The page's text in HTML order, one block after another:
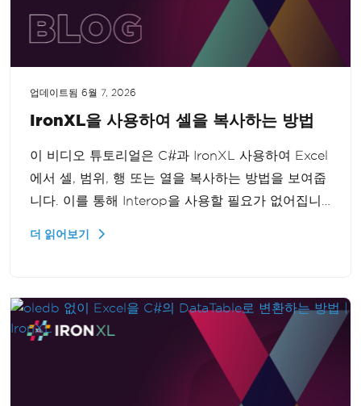
업데이트됨 6월 7, 2026
IronXL을 사용하여 셀을 복사하는 방법
이 비디오 튜토리얼은 C#과 IronXL 사용하여 Excel
에서 셀, 범위, 행 또는 열을 복사하는 방법을 보여줍
니다. 이를 통해 Interop을 사용할 필요가 없어집니
더 읽어보기